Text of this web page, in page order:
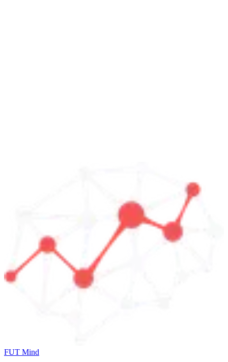
FUT Mind